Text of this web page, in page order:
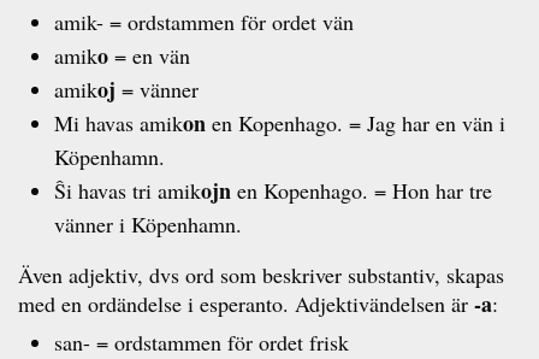
amik- = ordstammen för ordet vän
amiko = en vän
amikoj = vänner
Mi havas amikon en Kopenhago. = Jag har en vän i
Köpenhamn.
Ŝi havas tri amikojn en Kopenhago. = Hon har tre
vänner i Köpenhamn.
Även adjektiv, dvs ord som beskriver substantiv, skapas
med en ordändelse i esperanto. Adjektivändelsen är -a:
san- = ordstammen för ordet frisk